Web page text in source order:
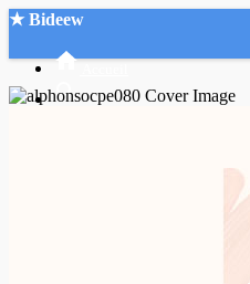
★ Bideew